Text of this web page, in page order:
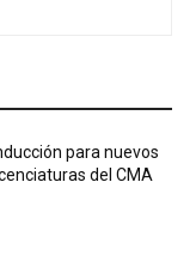
para nuevos
del CMA